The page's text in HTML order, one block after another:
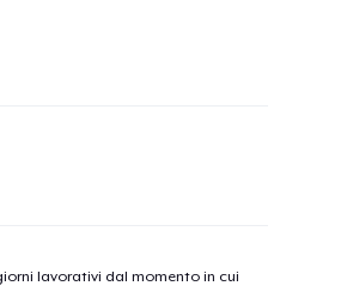
lavorativi dal momento in cui